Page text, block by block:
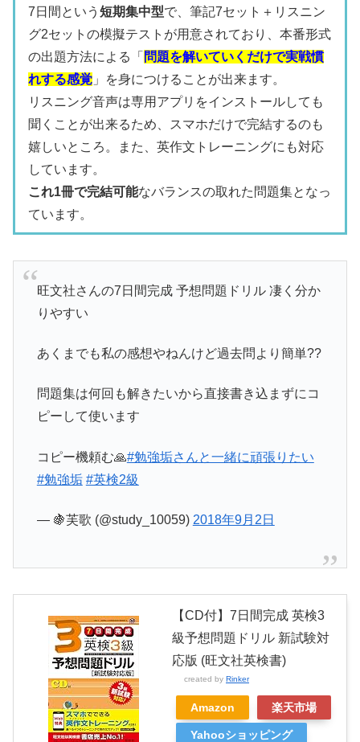
7日間という 短期集中型で、筆記7セット＋リスニン
グ2セットの模擬テストが用意されており、本番形式
の出題方法による「 問題を解いていくだけで実戦慣
れする感覚 」を身につけることが出来ます。
リスニング音声は専用アプリをインストールしても
聞くことが出来るため、スマホだけで完結するのも
嬉しいところ。また、英作文トレーニングにも対応
しています。
これ1冊で完結可能なバランスの取れた問題集となっ
ています。
旺文社さんの7日間完成 予想問題ドリル 凄く分か
りやすい
あくまでも私の感想やねんけど過去問より簡単??
問題集は何回も解きたいから直接書き込まずにコ
ピーして使います
コピー機頼む🙏#勉強垢さんと一緒に頑張りたい
#勉強垢 #英検2級
— 🍇芙歌 (@study_10059) 2018年9月2日
【CD付】7日間完成 英検3
級予想問題ドリル 新試験対
応版 (旺文社英検書)
created by Rinker
Amazon 楽天市場
Yahooショッピング